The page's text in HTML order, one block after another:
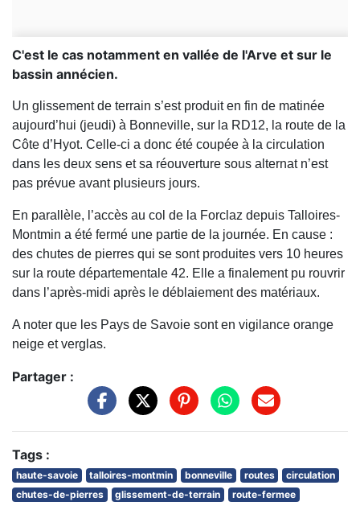
C'est le cas notamment en vallée de l'Arve et sur le
bassin annécien.
Un glissement de terrain s’est produit en fin de matinée
aujourd’hui (jeudi) à Bonneville, sur la RD12, la route de la
Côte d’Hyot. Celle-ci a donc été coupée à la circulation
dans les deux sens et sa réouverture sous alternat n’est
pas prévue avant plusieurs jours.
En parallèle, l’accès au col de la Forclaz depuis Talloires-
Montmin a été fermé une partie de la journée. En cause :
des chutes de pierres qui se sont produites vers 10 heures
sur la route départementale 42. Elle a finalement pu rouvrir
dans l’après-midi après le déblaiement des matériaux.
A noter que les Pays de Savoie sont en vigilance orange
neige et verglas.
Partager :
Tags :
haute-savoie talloires-montmin bonneville routes
circulation
chutes-de-pierres
glissement-de-terrain
route-fermee